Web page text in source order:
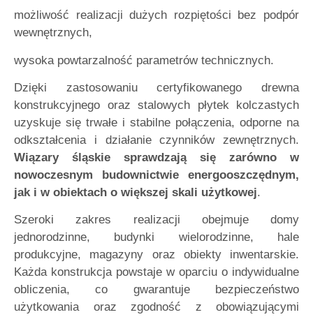
możliwość realizacji dużych rozpiętości bez podpór
wewnętrznych,
wysoka powtarzalność parametrów technicznych.
Dzięki zastosowaniu certyfikowanego drewna
konstrukcyjnego oraz stalowych płytek kolczastych
uzyskuje się trwałe i stabilne połączenia, odporne na
odkształcenia i działanie czynników zewnętrznych.
Wiązary śląskie sprawdzają się zarówno w
nowoczesnym budownictwie energooszczędnym,
jak i w obiektach o większej skali użytkowej.
Szeroki zakres realizacji obejmuje domy
jednorodzinne, budynki wielorodzinne, hale
produkcyjne, magazyny oraz obiekty inwentarskie.
Każda konstrukcja powstaje w oparciu o indywidualne
obliczenia, co gwarantuje bezpieczeństwo
użytkowania oraz zgodność z obowiązującymi